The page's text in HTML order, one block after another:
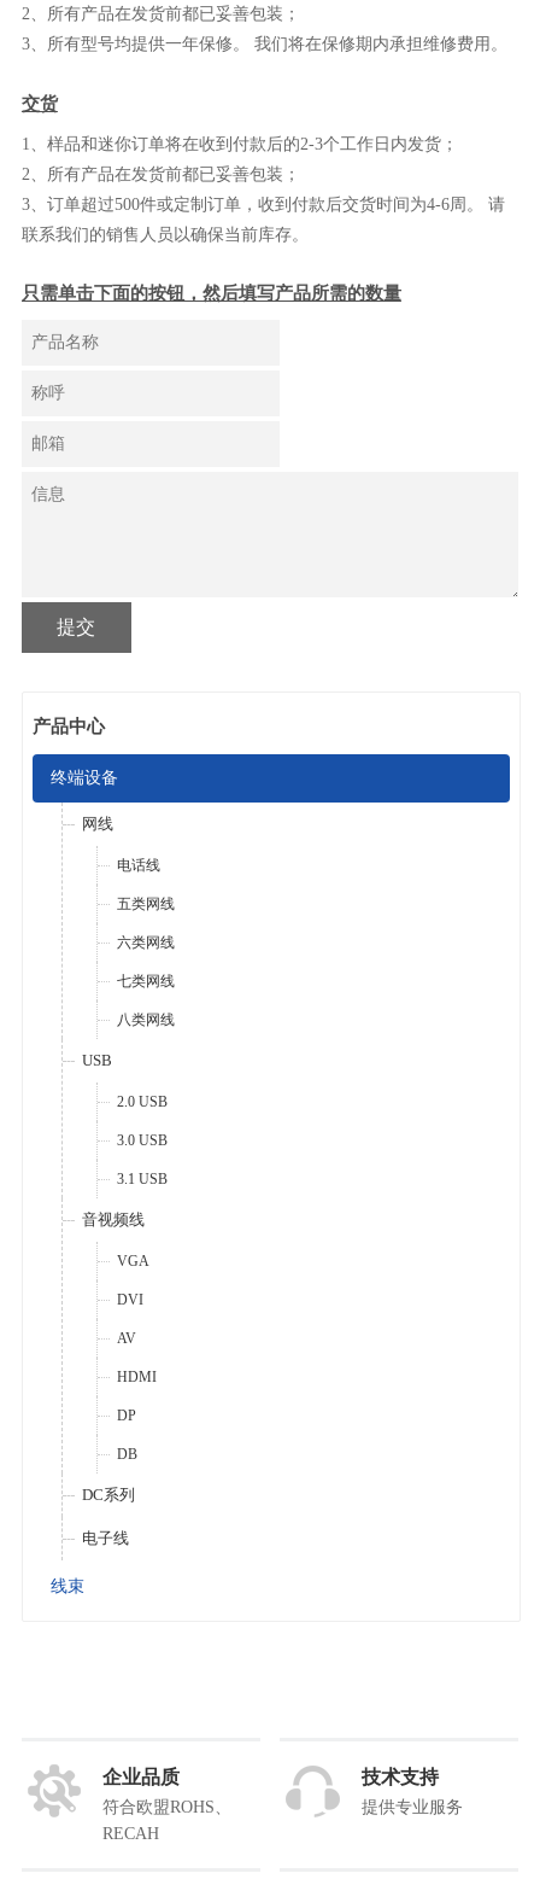
2、所有产品在发货前都已妥善包装；
3、所有型号均提供一年保修。 我们将在保修期内承担维修费用。
交货
1、样品和迷你订单将在收到付款后的2-3个工作日内发货；
2、所有产品在发货前都已妥善包装；
3、订单超过500件或定制订单，收到付款后交货时间为4-6周。 请
联系我们的销售人员以确保当前库存。
只需单击下面的按钮，然后填写产品所需的数量
提交
产品中心
终端设备
网线
电话线
五类网线
六类网线
七类网线
八类网线
USB
2.0 USB
3.0 USB
3.1 USB
音视频线
VGA
DVI
AV
HDMI
DP
DB
DC系列
电子线
线束
企业品质
符合欧盟ROHS、
RECAH
技术支持
提供专业服务